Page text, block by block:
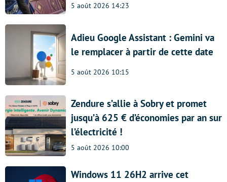
5 août 2026 14:23
Adieu Google Assistant : Gemini va
le remplacer à partir de cette date
5 août 2026 10:15
Zendure s’allie à Sobry et promet
jusqu’à 625 € d’économies par an sur
l’électricité !
5 août 2026 10:00
Windows 11 26H2 arrive cet